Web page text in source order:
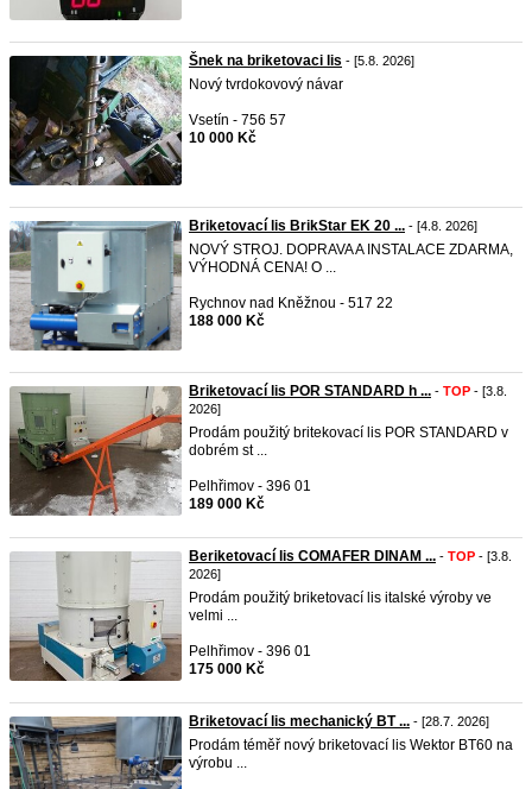
Šnek na briketovaci lis - [5.8. 2026]
Nový tvrdokovový návar
Vsetín - 756 57
10 000 Kč
Briketovací lis BrikStar EK 20 ... - [4.8. 2026]
NOVÝ STROJ. DOPRAVA A INSTALACE ZDARMA,
VÝHODNÁ CENA! O ...
Rychnov nad Kněžnou - 517 22
188 000 Kč
Briketovací lis POR STANDARD h ... - TOP - [3.8.
2026]
Prodám použitý britekovací lis POR STANDARD v
dobrém st ...
Pelhřimov - 396 01
189 000 Kč
Beriketovací lis COMAFER DINAM ... - TOP - [3.8.
2026]
Prodám použitý briketovací lis italské výroby ve
velmi ...
Pelhřimov - 396 01
175 000 Kč
Briketovací lis mechanický BT ... - [28.7. 2026]
Prodám téměř nový briketovací lis Wektor BT60 na
výrobu ...